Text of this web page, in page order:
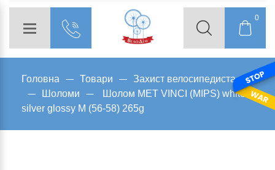
0
Головна Товари
Захист велосипедиста
Шоломи
Шолом MET VINCI (MIPS) white
silver glossy M (56-58) 265g